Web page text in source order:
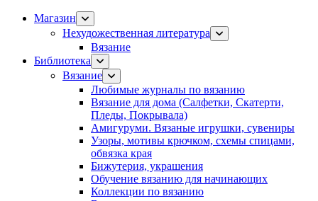
Магазин
Нехудожественная литература
Вязание
Библиотека
Вязание
Любимые журналы по вязанию
Вязание для дома (Салфетки, Скатерти,
Пледы, Покрывала)
Амигуруми. Вязаные игрушки, сувениры
Узоры, мотивы крючком, схемы спицами,
обвязка края
Бижутерия, украшения
Обучение вязанию для начинающих
Коллекции по вязанию